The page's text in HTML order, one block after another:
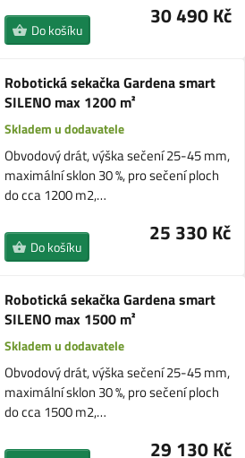
30 490 Kč
Do košíku
Robotická sekačka Gardena smart
SILENO max 1200 m²
Skladem u dodavatele
Obvodový drát, výška sečení 25-45 mm,
maximální sklon 30 %, pro sečení ploch
do cca 1200 m2,…
25 330 Kč
Do košíku
Robotická sekačka Gardena smart
SILENO max 1500 m²
Skladem u dodavatele
Obvodový drát, výška sečení 25-45 mm,
maximální sklon 30 %, pro sečení ploch
do cca 1500 m2,…
29 130 Kč